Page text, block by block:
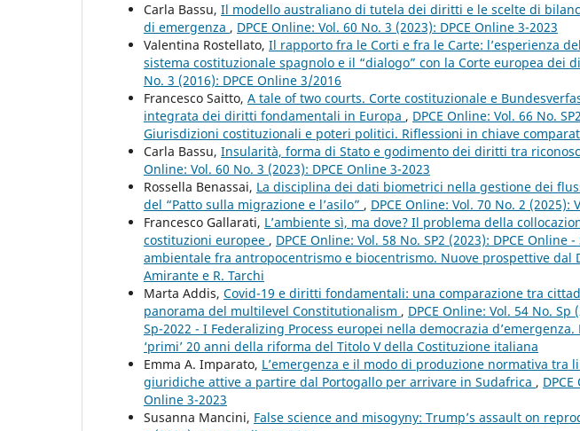
Carla Bassu, Il modello australiano di tutela dei diritti e le scelte di
di emergenza , DPCE Online: Vol. 60 No. 3 (2023): DPCE Online 3-2023
Valentina Rostellato, Il rapporto fra le Corti e fra le Carte: l’esperienza
sistema costituzionale spagnolo e il “dialogo” con la Corte europea dei
No. 3 (2016): DPCE Online 3/2016
Francesco Saitto, A tale of two courts. Corte costituzionale e
integrata dei diritti fondamentali in Europa , DPCE Online: Vol. 66 No.
Giurisdizioni costituzionali e poteri politici. Riflessioni in chiave
Carla Bassu, Insularità, forma di Stato e godimento dei diritti tra
Online: Vol. 60 No. 3 (2023): DPCE Online 3-2023
Rossella Benassai, La disciplina dei dati biometrici nella gestione dei
del “Patto sulla migrazione e l’asilo” , DPCE Online: Vol. 70 No. 2 (2025):
Francesco Gallarati, L’ambiente sì, ma dove? Il problema della
costituzioni europee , DPCE Online: Vol. 58 No. SP2 (2023): DPCE
ambientale fra antropocentrismo e biocentrismo. Nuove prospettive dal
Amirante e R. Tarchi
Marta Addis, Covid-19 e diritti fondamentali: una comparazione tra
panorama del multilevel Constitutionalism , DPCE Online: Vol. 54 No. Sp
Sp-2022 - I Federalizing Process europei nella democrazia
‘primi’ 20 anni della riforma del Titolo V della Costituzione italiana
Emma A. Imparato, L’emergenza e il modo di produzione normativa tra
giuridiche attive a partire dal Portogallo per arrivare in Sudafrica ,
Online 3-2023
Susanna Mancini, False science and misogyny: Trump’s assault on